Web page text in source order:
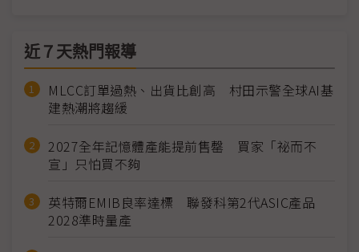
近７天熱門報導
MLCC訂單過熱、出貨比創高 村田示警全球AI基
建熱潮將趨緩
2027全年記憶體產能提前售罄 買家「祕而不
宣」只怕買不夠
英特爾EMIB良率達標 聯發科第2代ASIC產品
2028準時量產